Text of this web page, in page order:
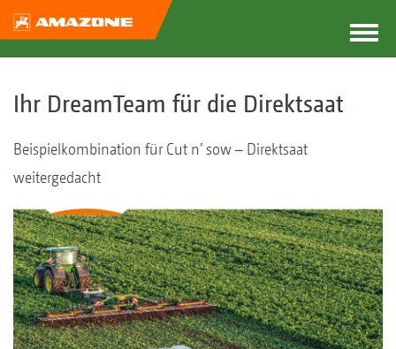
Ihr DreamTeam für die Direktsaat
Beispielkombination für Cut n’ sow – Direktsaat
weitergedacht